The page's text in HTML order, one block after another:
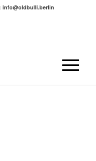
info@oldbulli.berlin